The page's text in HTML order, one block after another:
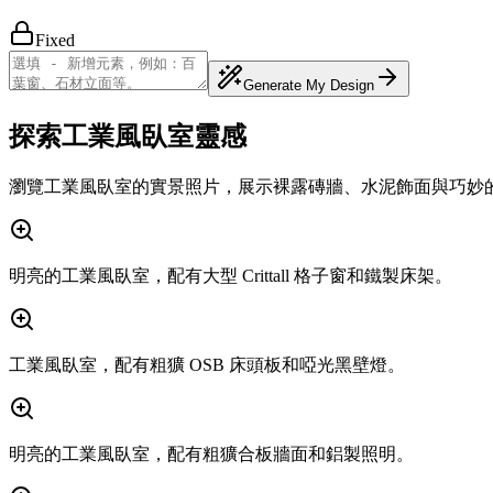
Fixed
Generate My Design
探索工業風臥室靈感
瀏覽工業風臥室的實景照片，展示裸露磚牆、水泥飾面與巧妙
明亮的工業風臥室，配有大型 Crittall 格子窗和鐵製床架。
工業風臥室，配有粗獷 OSB 床頭板和啞光黑壁燈。
明亮的工業風臥室，配有粗獷合板牆面和鋁製照明。